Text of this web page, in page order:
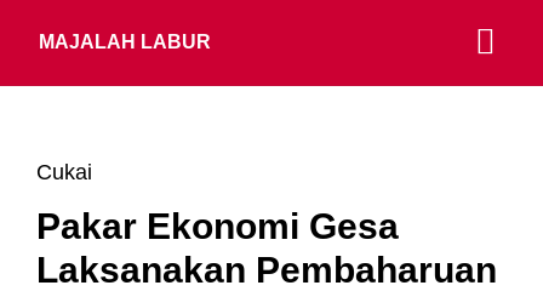
MAJALAH LABUR
Cukai
Pakar Ekonomi Gesa
Laksanakan Pembaharuan